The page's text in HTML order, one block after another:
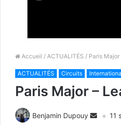
Accueil / ACTUALITÉS / Paris
ACTUALITÉS Circuits
Paris Major –
Benjamin Dupouy 11